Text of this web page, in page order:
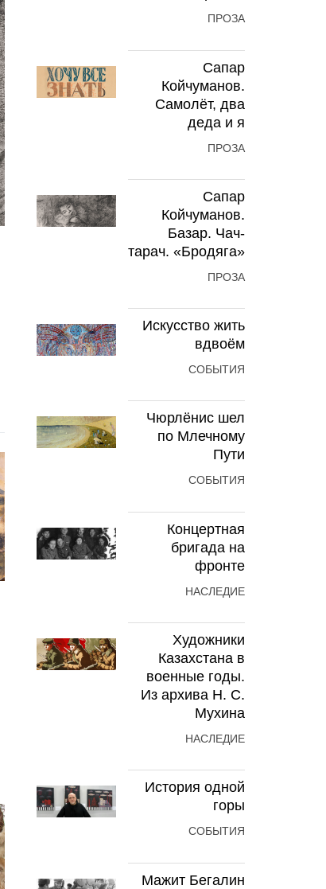
ПРОЗА
Сапар
Койчуманов.
Самолёт, два
деда и я
ПРОЗА
Сапар
Койчуманов.
Базар. Чач-
тарач. «Бродяга»
ПРОЗА
Искусство жить
вдвоём
СОБЫТИЯ
Чюрлёнис шел
по Млечному
Пути
СОБЫТИЯ
Концертная
бригада на
фронте
НАСЛЕДИЕ
Художники
Казахстана в
военные годы.
Из архива Н. С.
Мухина
НАСЛЕДИЕ
История одной
горы
СОБЫТИЯ
Мажит Бегалин